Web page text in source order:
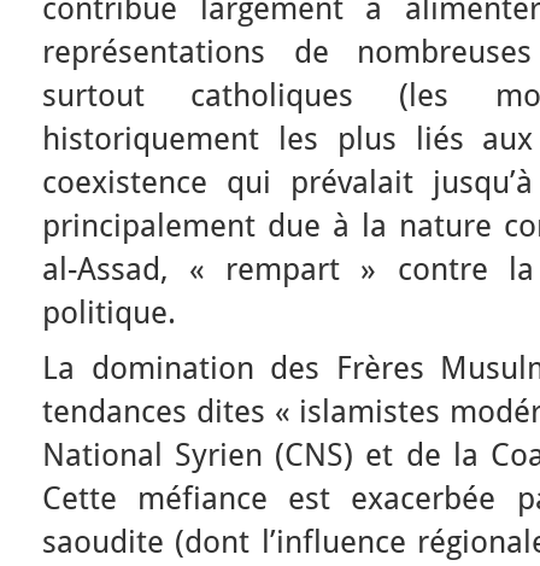
contribue largement à
représentations de
surtout catholiques (les
historiquement les plus liés
coexistence qui prévalait
principalement due à la nature
al-Assad, « rempart » contre
politique.
La domination des Frères
tendances dites « islamistes
National Syrien (CNS) et de la
Cette méfiance est exacerbée
saoudite (dont l’influence